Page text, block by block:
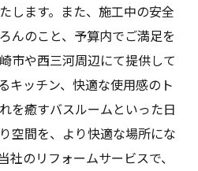
します。また、施工中の安全
んのこと、予算内でご満足を
市や西三河周辺にて提供して
キッチン、快適な使用感のト
を癒すバスルームといった日
空間を、より快適な場所にな
社のリフォームサービスで、